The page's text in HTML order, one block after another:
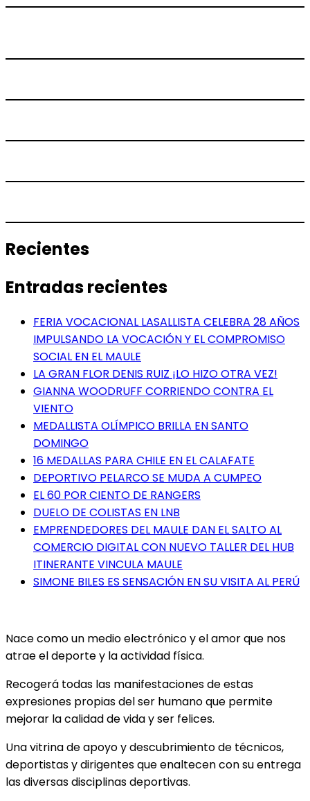
Recientes
Entradas recientes
FERIA VOCACIONAL LASALLISTA CELEBRA 28 AÑOS
IMPULSANDO LA VOCACIÓN Y EL COMPROMISO
SOCIAL EN EL MAULE
LA GRAN FLOR DENIS RUIZ ¡LO HIZO OTRA VEZ!
GIANNA WOODRUFF CORRIENDO CONTRA EL
VIENTO
MEDALLISTA OLÍMPICO BRILLA EN SANTO
DOMINGO
16 MEDALLAS PARA CHILE EN EL CALAFATE
DEPORTIVO PELARCO SE MUDA A CUMPEO
EL 60 POR CIENTO DE RANGERS
DUELO DE COLISTAS EN LNB
EMPRENDEDORES DEL MAULE DAN EL SALTO AL
COMERCIO DIGITAL CON NUEVO TALLER DEL HUB
ITINERANTE VINCULA MAULE
SIMONE BILES ES SENSACIÓN EN SU VISITA AL PERÚ
Nace como un medio electrónico y el amor que nos
atrae el deporte y la actividad física.
Recogerá todas las manifestaciones de estas
expresiones propias del ser humano que permite
mejorar la calidad de vida y ser felices.
Una vitrina de apoyo y descubrimiento de técnicos,
deportistas y dirigentes que enaltecen con su entrega
las diversas disciplinas deportivas.